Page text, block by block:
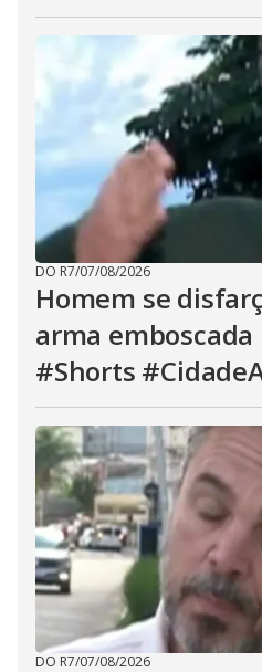
DO R7/07/08/2026
Homem se
arma
#Shorts
DO R7/07/08/2026